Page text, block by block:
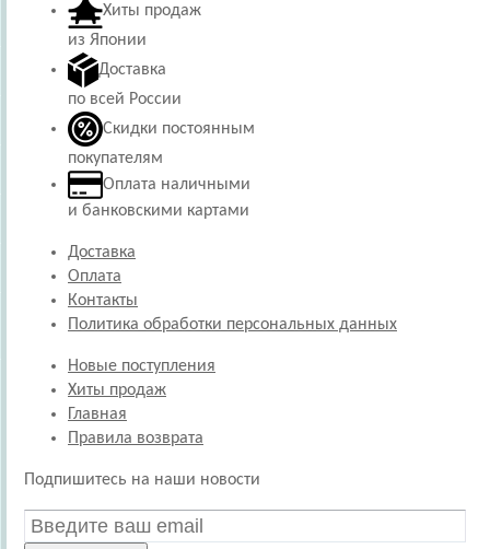
Хиты продаж
из Японии
Доставка
по всей России
Скидки постоянным
покупателям
Оплата наличными
и банковскими картами
Доставка
Оплата
Контакты
Политика обработки персональных данных
Новые поступления
Хиты продаж
Главная
Правила возврата
Подпишитесь на наши новости